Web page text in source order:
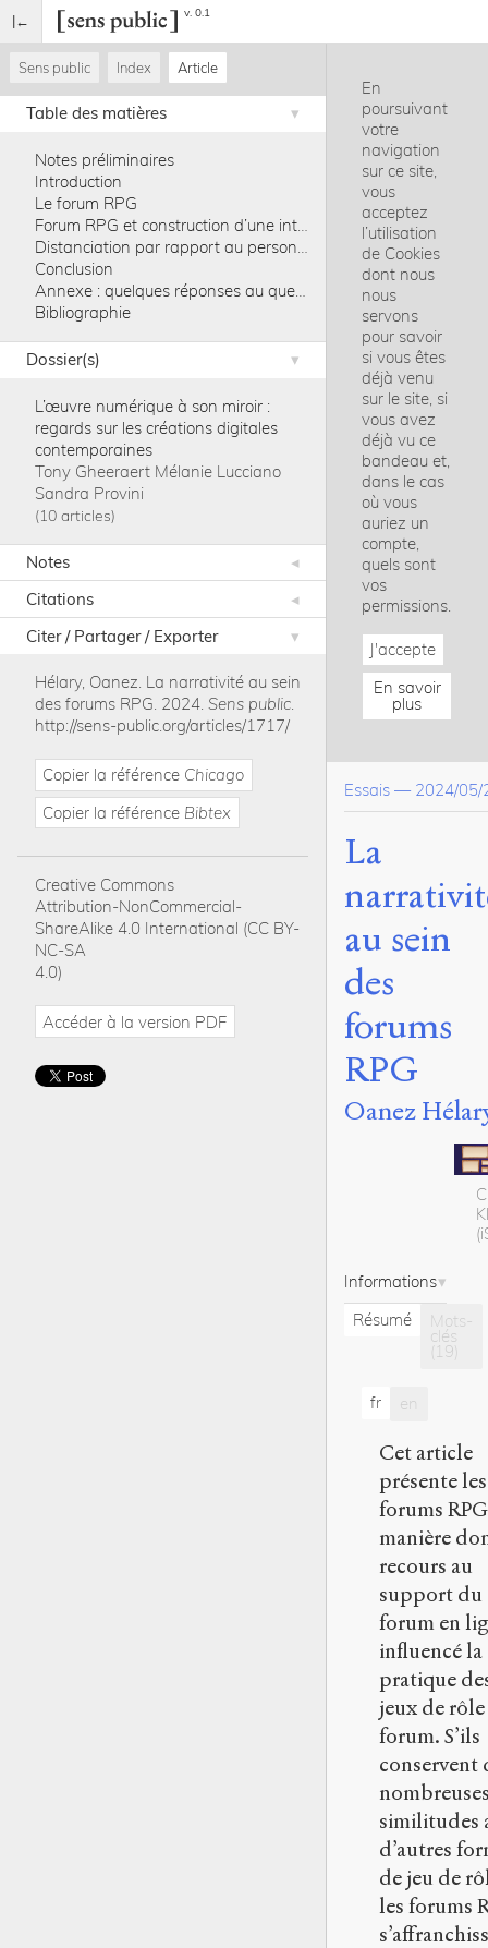
v. 0.1
Sens public Index Article
Table des matières
Notes préliminaires
Introduction
Le forum RPG
Conclusion
Bibliographie
Dossier(s)
L’œuvre numérique à son miroir :
regards sur les créations digitales
contemporaines
Tony Gheeraert Mélanie Lucciano
Sandra Provini
10 articles
Notes
Citations
Citer / Partager / Exporter
Hélary, Oanez. La narrativité au sein
des forums RPG. 2024. Sens public.
http://sens-public.org/articles/1717/
Copier la référence Chicago
Copier la référence Bibtex
Creative Commons
Attribution-NonCommercial-
ShareAlike 4.0 International (CC BY-
NC-SA
4.0)
Accéder à la version PDF
En
poursuivant
votre
navigation
sur ce site,
vous
acceptez
l’utilisation
de Cookies
dont nous
nous
servons
pour savoir
si vous êtes
déjà venu
sur le site, si
vous avez
déjà vu ce
bandeau et,
dans le cas
où vous
auriez un
compte,
quels sont
vos
permissions.
J'accepte
En savoir
plus
Essais — 2024/05/
La
au sein
des
forums
RPG
Oanez
Informations
Résumé
Mots-
clés
(19)
fr en
Cet article
présente les
forums
manière
recours au
support du
forum en
influencé la
pratique
jeux de
forum. S’ils
conservent
similitudes
d’autres
de jeu de
les forums